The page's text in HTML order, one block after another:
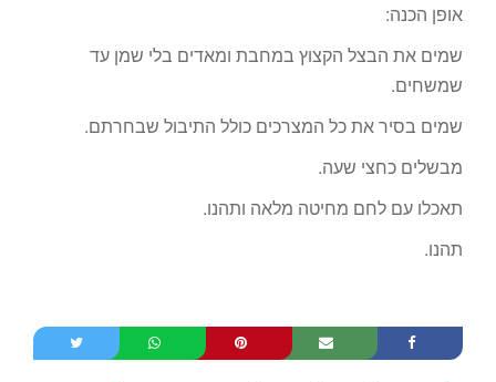
אופן הכנה:
שמים את הבצל הקצוץ במחבת ומאדים בלי שמן עד
שמשחים.
שמים בסיר את כל המצרכים כולל התיבול שבחרתם.
מבשלים כחצי שעה.
תאכלו עם לחם מחיטה מלאה ותהנו.
תהנו.